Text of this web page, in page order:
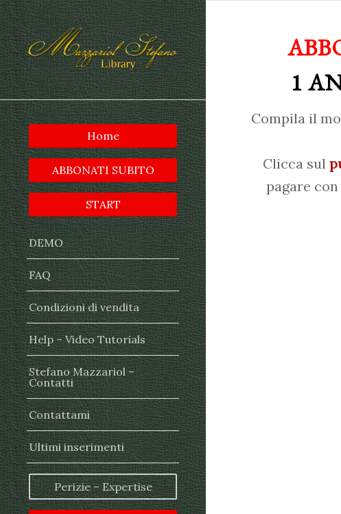
Home
ABBONATI SUBITO
START
DEMO
FAQ
Condizioni di vendita
Help – Video Tutorials
Stefano Mazzariol –
Contatti
Contattami
Ultimi inserimenti
Perizie – Expertise
1
Compila il
Clicca sul
pagare